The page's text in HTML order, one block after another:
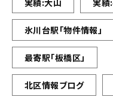
実績:大山 実績
氷川台駅「物件情報」
最寄駅「板橋区」
北区情報ブログ